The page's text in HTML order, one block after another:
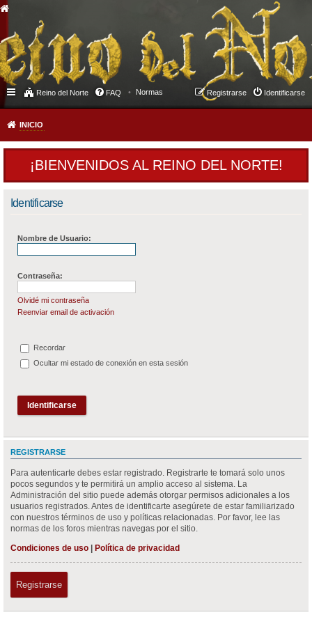
Reino del Norte FAQ Normas Identificarse
Registrarse
INICIO
¡BIENVENIDOS AL REINO DEL NORTE!
Identificarse
Nombre de Usuario:
Contraseña:
Olvidé mi contraseña
Reenviar email de activación
Recordar
Ocultar mi estado de conexión en esta sesión
REGISTRARSE
Para autenticarte debes estar registrado. Registrarte te tomará solo unos
pocos segundos y te permitirá un amplio acceso al sistema. La
Administración del sitio puede además otorgar permisos adicionales a los
usuarios registrados. Antes de identificarte asegúrete de estar familiarizado
con nuestros términos de uso y políticas relacionadas. Por favor, lee las
normas de los foros mientras navegas por el sitio.
Condiciones de uso
Política de privacidad
Registrarse